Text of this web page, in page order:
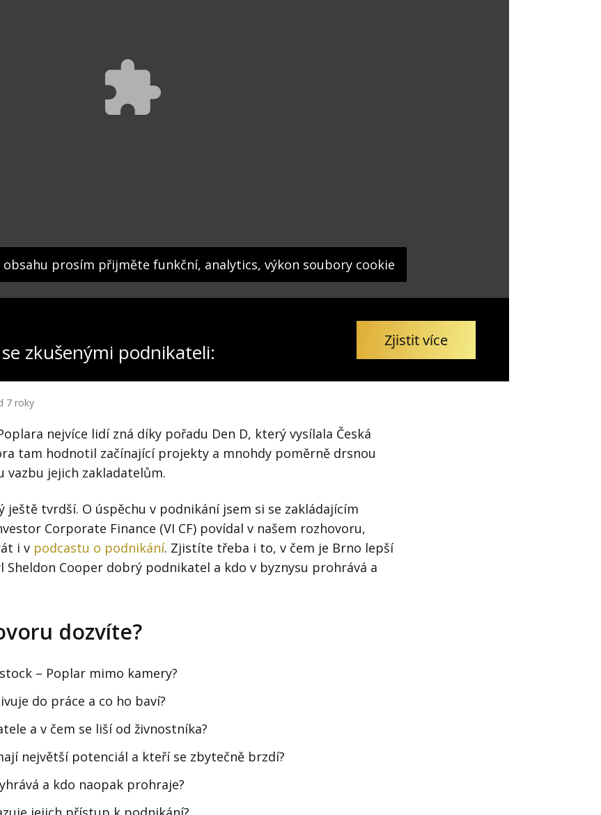
prosím přijměte funkční, analytics, výkon soubory cookie
zkušenými podnikateli:
Zjistit více
7 roky
nejvíce lidí zná díky pořadu Den D, který vysílala Česká
tam hodnotil začínající projekty a mnohdy poměrně drsnou
jejich zakladatelům.
ještě tvrdší. O úspěchu v podnikání jsem si se zakládajícím
Corporate Finance (VI CF) povídal v našem rozhovoru,
i v podcastu o podnikání. Zjistíte třeba i to, v čem je Brno lepší
Sheldon Cooper dobrý podnikatel a kdo v byznysu prohrává a
dozvíte?
– Poplar mimo kamery?
do práce a co ho baví?
a v čem se liší od živnostníka?
největší potenciál a kteří se zbytečně brzdí?
a kdo naopak prohraje?